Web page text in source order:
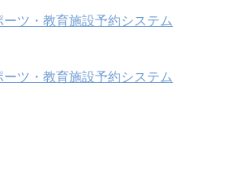
ーツ・教育施設予約システム
ーツ・教育施設予約システム